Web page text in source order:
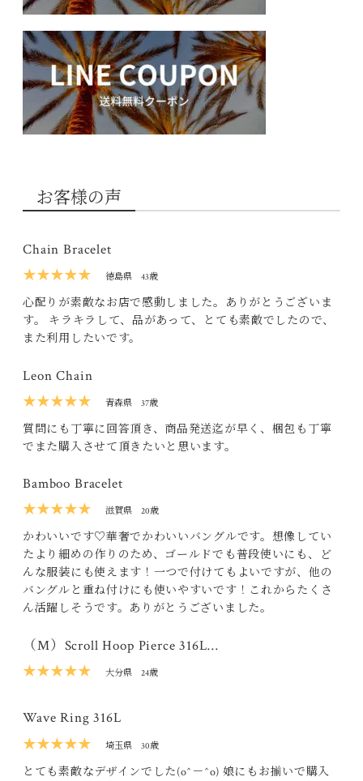
お客様の声
Chain Bracelet
★★★★★
徳島県 43歳
心配りが素敵なお店で感動しました。ありがとうございま
す。 キラキラして、品があって、とても素敵でしたので、
また利用したいです。
Leon Chain
★★★★★
青森県 37歳
質問にも丁寧に回答頂き、商品発送迄が早く、梱包も丁寧
でまた購入させて頂きたいと思います。
Bamboo Bracelet
★★★★★
滋賀県 20歳
かわいいです♡華奢でかわいいバングルです。想像してい
たより細めの作りのため、ゴールドでも普段使いにも、ど
んな服装にも使えます！一つで付けてもよいですが、他の
バングルと重ね付けにも使いやすいです！これからたくさ
ん活躍しそうです。ありがとうございました。
（M）Scroll Hoop Pierce 316L…
★★★★★
大分県 24歳
Wave Ring 316L
★★★★★
埼玉県 30歳
とても素敵なデザインでした(o^－^o) 娘にもお揃いで購入